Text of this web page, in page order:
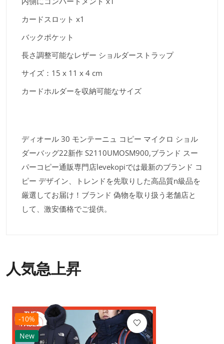
カードスロット x1
バックポケット
長さ調整可能なレザー ショルダーストラップ
サイズ：15 x 11 x 4 cm
カードホルダーを収納可能なサイズ
ディオール 30 モンテーニュ コピー マイクロ ショル
ダーバッグ22新作 S2110UMOSM900,ブランド スー
パーコピー通販専門店levekopiでは最新のブランド コ
ピー デザイン、トレンドを先取りした高品質n級品を
厳選してお届け！ブランド 偽物を取り扱う老舗店と
して、激安価格でご提供。
人気急上昇
-10%
New